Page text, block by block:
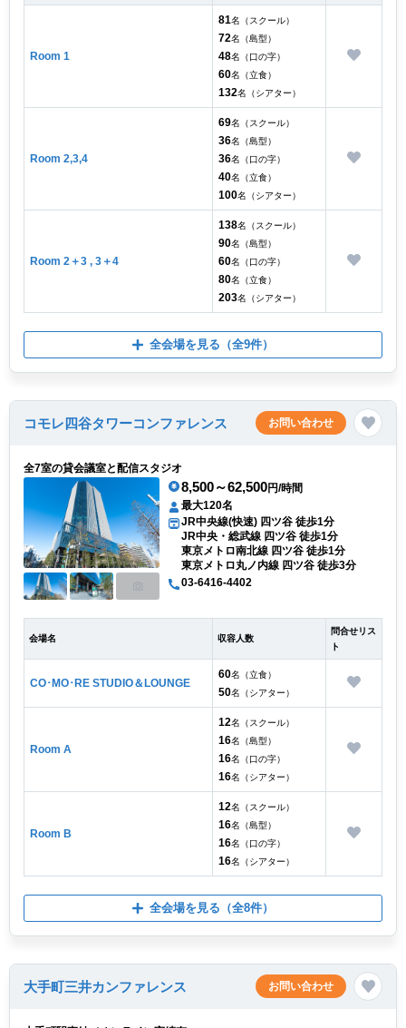
Room 1
81名（スクール）
72名（島型）
48名（口の字）
60名（立食）
132名（シアター）
Room 2,3,4
69名（スクール）
36名（島型）
36名（口の字）
40名（立食）
100名（シアター）
Room 2＋3 , 3＋4
138名（スクール）
90名（島型）
60名（口の字）
80名（立食）
203名（シアター）
全会場を見る （全9件）
コモレ四谷タワーコンファレンス お問い合わせ
全7室の貸会議室と配信スタジオ
8,500～62,500円/時間
最大120名
JR中央線(快速) 四ツ谷 徒歩1分
JR中央・総武線 四ツ谷 徒歩1分
東京メトロ南北線 四ツ谷 徒歩1分
東京メトロ丸ノ内線 四ツ谷 徒歩3分
03-6416-4402
会場名 収容人数
問合せリス
ト
CO･MO･RE STUDIO＆LOUNGE
60名（立食）
50名（シアター）
Room A
12名（スクール）
16名（島型）
16名（口の字）
16名（シアター）
Room B
12名（スクール）
16名（島型）
16名（口の字）
16名（シアター）
全会場を見る （全8件）
大手町三井カンファレンス お問い合わせ